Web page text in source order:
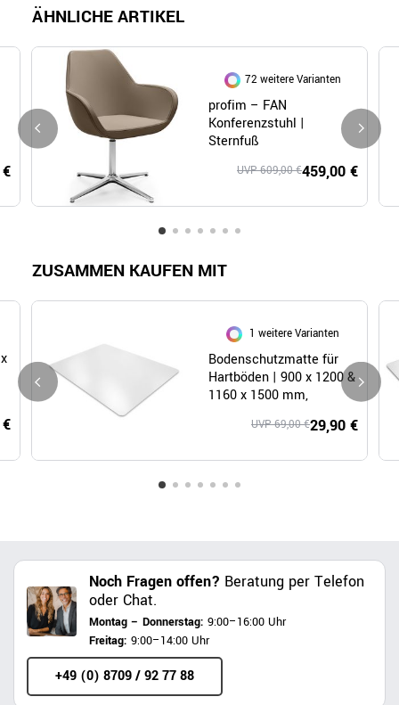
ÄHNLICHE ARTIKEL
72 weitere Varianten
profim – FAN
Konferenzstuhl |
Sternfuß
459,00 €
UVP 609,00 €
ZUSAMMEN KAUFEN MIT
1 weitere Varianten
Bodenschutzmatte für
Hartböden | 900 x 1200 &
1160 x 1500 mm,
29,90 €
UVP 69,00 €
Noch Fragen offen? Beratung per Telefon
oder Chat.
Montag – Donnerstag: 9:00–16:00 Uhr
Freitag: 9:00–14:00 Uhr
+49 (0) 8709 / 92 77 88